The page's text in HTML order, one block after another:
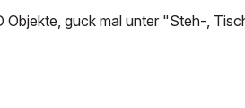
Objekte, guck mal unter "Steh-,